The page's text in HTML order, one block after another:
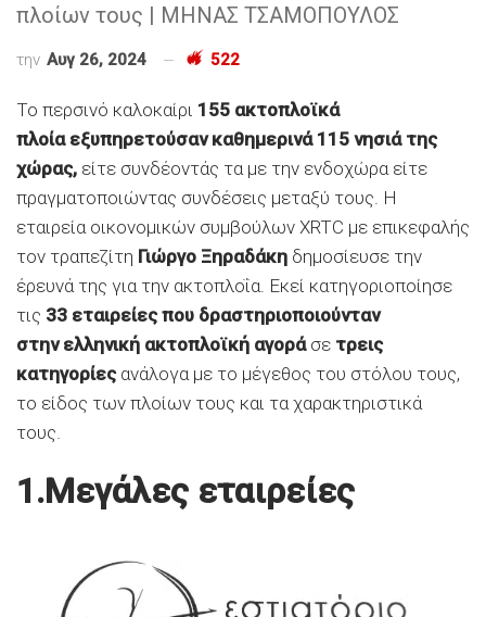
πλοίων τους | ΜΗΝΑΣ ΤΣΑΜΟΠΟΥΛΟΣ
την Αυγ 26, 2024 522
Το περσινό καλοκαίρι 155 ακτοπλοϊκά
πλοία εξυπηρετούσαν καθημερινά 115 νησιά της
χώρας, είτε συνδέοντάς τα με την ενδοχώρα είτε
πραγματοποιώντας συνδέσεις μεταξύ τους. Η
εταιρεία οικονομικών συμβούλων XRTC με επικεφαλής
τον τραπεζίτη Γιώργο Ξηραδάκη δημοσίευσε την
έρευνά της για την ακτοπλοΐα. Εκεί κατηγοριοποίησε
τις 33 εταιρείες που δραστηριοποιούνταν
στην ελληνική ακτοπλοϊκή αγοράσε τρεις
κατηγορίεςανάλογα με το μέγεθος του στόλου τους,
το είδος των πλοίων τους και τα χαρακτηριστικά
τους.
1.Μεγάλες εταιρείες